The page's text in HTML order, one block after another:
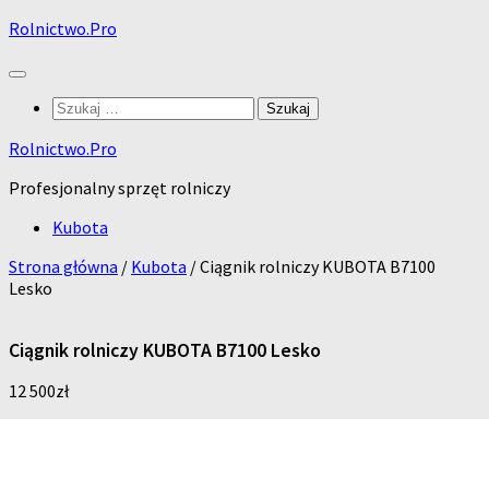
Skip
content
Rolnictwo.Pro
Szukaj:
Rolnictwo.Pro
Profesjonalny sprzęt rolniczy
Kubota
Strona główna / Kubota / Ciągnik rolniczy KUBOTA B7100
Lesko
Ciągnik rolniczy KUBOTA B7100 Lesko
12 500zł